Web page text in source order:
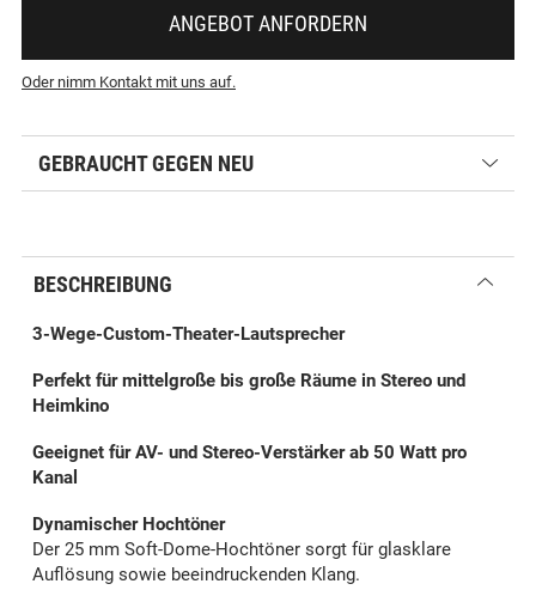
ANGEBOT ANFORDERN
Oder nimm Kontakt mit uns auf.
GEBRAUCHT GEGEN NEU
BESCHREIBUNG
3-Wege-Custom-Theater-Lautsprecher
Perfekt für mittelgroße bis große Räume in Stereo und
Heimkino
Geeignet für AV- und Stereo-Verstärker ab 50 Watt pro
Kanal
Dynamischer Hochtöner
Der 25 mm Soft-Dome-Hochtöner sorgt für glasklare
Auflösung sowie beeindruckenden Klang.